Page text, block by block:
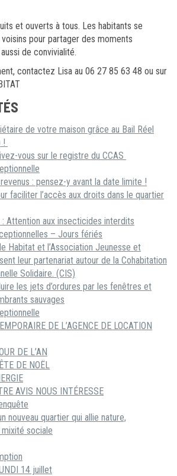
et ouverts à tous. Les habitants se
pour partager des moments
de convivialité.
contactez Lisa au 06 27 85 63 48 ou sur
de votre maison grâce au Bail Réel
!
vous sur le registre du CCAS
: pensez-y avant la date limite !
faciliter l’accès aux droits dans le quartier
Attention aux insecticides interdits
– Jours fériés
Habitat et l’Association Jeunesse et
leur partenariat autour de la Cohabitation
Solidaire. (CIS)
les jets d’ordures par les fenêtres et
sauvages
DE L’AGENCE DE LOCATION
DE L’AN
DE NOËL
AVIS NOUS INTÉRESSE
nouveau quartier qui allie nature,
sociale
14 juillet